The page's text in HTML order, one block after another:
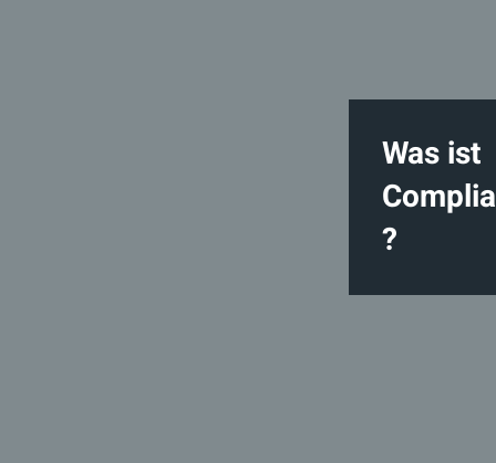
Was ist
?